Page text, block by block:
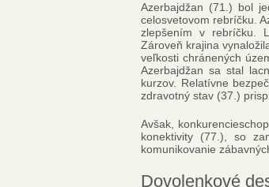
Azerbajdžan (71.) bol
celosvetovom rebríčku.
zlepšením v rebríčku.
Zároveň krajina
veľkosti chránených
Azerbajdžan sa stal
kurzov. Relatívne
zdravotný stav (37.)
Avšak,
konektivity (77.), so
komunikovanie
Dovolenkové